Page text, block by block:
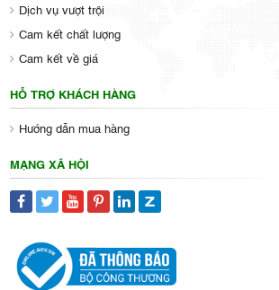
Dịch vụ vượt trội
Cam kết chất lượng
Cam kết về giá
HỖ TRỢ KHÁCH HÀNG
Hướng dẫn mua hàng
MẠNG XÃ HỘI